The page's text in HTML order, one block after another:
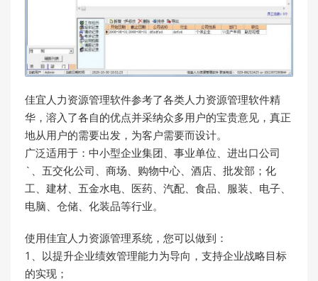
佳宜人力资源管理软件参考了各类人力资源管理软件精
华，溶入了各自的优点并采纳众多用户的宝贵意见，真正
地从用户的需要出发，为客户需要而设计。
广泛适用于：中小型企业集团、事业单位、进出口公司
`、五交化公司、商场、购物中心、酒店、批发部；化
工、建材、五金水电、医药、汽配、食品、服装、电子、
电脑、仓储、化装品等行业。
使用佳宜人力资源管理系统，您可以做到：
1、以提升企业绩效管理能力为导向，支持企业战略目标
的实现；